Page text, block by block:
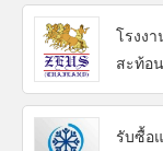
โรงง
สะท้อ
รับซื้อ